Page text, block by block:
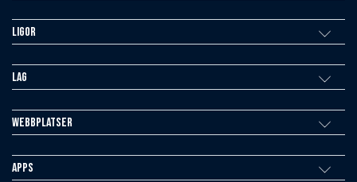
Ligor
Lag
Webbplatser
Apps